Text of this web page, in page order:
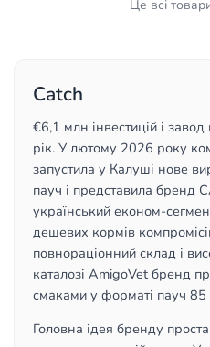
Це всі
Catch
€6,1 млн інвестицій і
рік. У лютому 2026 року
запустила у Калуші нове
пауч і представила бренд
український економ-
дешевих кормів
повнораціонний склад і
каталозі AmigoVet бренд
смаками у форматі пауч 85
Головна ідея бренду